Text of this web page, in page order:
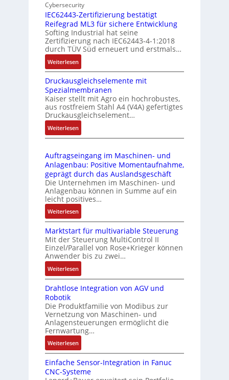
g
e
d
u
t
r
i
e
-
P
C
l
ä
s
s
s
c
h
f
l
e
x
i
b
e
l
f
ü
r
i
e
A
n
w
e
n
d
b
i
f
u
n
k
m
o
d
u
l
e
b
r
i
n
e
n
4
G
u
n
d
5
G
a
u
f
e
n
R
a
s
p
b
e
Cybersecurity
IEC62443-Zertifizierung bestätigt
Reifegrad ML3 für sichere Entwicklung
Softing Industrial hat seine
Zertifizierung nach IEC62443-4-1:2018
durch TÜV Süd erneuert und erstmals…
Weiterlesen:
I
E
C
6
2
4
4
3
Z
e
r
t
i
i
e
r
n
g
e
s
t
ä
t
i
g
t
Druckausgleichselemente mit
Spezialmembranen
Kaiser stellt mit Agro ein hochrobustes,
aus rostfreiem Stahl A4 (V4A) gefertigtes
Druckausgleichselement…
Weiterlesen:
D
u
c
k
a
u
s
g
l
e
i
c
h
s
e
m
e
n
t
e
m
i
Auftragseingang im Maschinen- und
Anlagenbau: Positive Momentaufnahme,
geprägt durch das Auslandsgeschäft
Die Unternehmen im Maschinen- und
Anlagenbau können in Summe auf ein
leicht positives…
Weiterlesen:
A
u
f
t
r
a
g
s
i
n
g
a
n
i
m
Marktstart für multivariable Steuerung
Mit der Steuerung MultiControl II
Einzel/Parallel von Rose+Krieger können
Anwender bis zu zwei…
Weiterlesen:
M
a
k
t
s
t
a
r
t
f
Drahtlose Integration von AGV und
Robotik
Die Produktfamilie von Modibus zur
Vernetzung von Maschinen- und
Anlagensteuerungen ermöglicht die
Fernwartung…
Weiterlesen:
D
r
a
Einfache Sensor-Integration in Fanuc
CNC-Systeme